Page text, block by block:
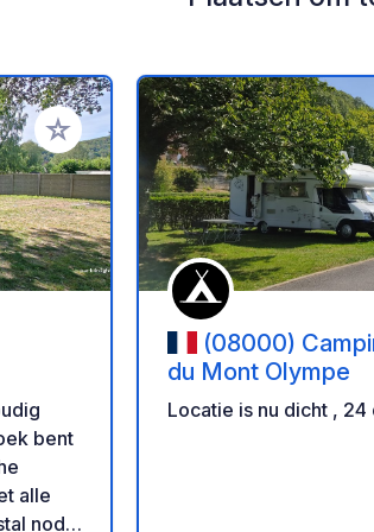
Voeg toe aan je favorieten
alle
nodig
(08000)
du Mont Olympe
Locatie is nu dicht ,